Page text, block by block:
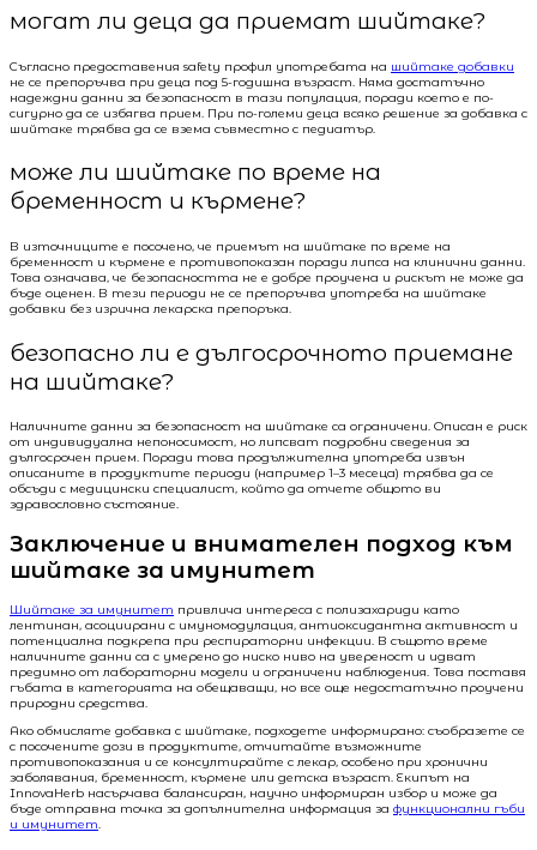
могат ли деца да приемат шийтаке?
Съгласно предоставения safety профил употребата на шийтаке добавки
не се препоръчва при деца под 5-годишна възраст. Няма достатъчно
надеждни данни за безопасност в тази популация, поради което е по-
сигурно да се избягва прием. При по-големи деца всяко решение за добавка с
шийтаке трябва да се взема съвместно с педиатър.
може ли шийтаке по време на
бременност и кърмене?
В източниците е посочено, че приемът на шийтаке по време на
бременност и кърмене е противопоказан поради липса на клинични данни.
Това означава, че безопасността не е добре проучена и рискът не може да
бъде оценен. В тези периоди не се препоръчва употреба на шийтаке
добавки без изрична лекарска препоръка.
безопасно ли е дългосрочното приемане
на шийтаке?
Наличните данни за безопасност на шийтаке са ограничени. Описан е риск
от индивидуална непоносимост, но липсват подробни сведения за
дългосрочен прием. Поради това продължителна употреба извън
описаните в продуктите периоди (например 1–3 месеца) трябва да се
обсъди с медицински специалист, който да отчете общото ви
здравословно състояние.
Заключение и внимателен подход към
шийтаке за имунитет
Шийтаке за имунитет привлича интереса с полизахариди като
лентинан, асоциирани с имуномодулация, антиоксидантна активност и
потенциална подкрепа при респираторни инфекции. В същото време
наличните данни са с умерено до ниско ниво на увереност и идват
предимно от лабораторни модели и ограничени наблюдения. Това поставя
гъбата в категорията на обещаващи, но все още недостатъчно проучени
природни средства.
Ако обмисляте добавка с шийтаке, подходете информирано: съобразете се
с посочените дози в продуктите, отчитайте възможните
противопоказания и се консултирайте с лекар, особено при хронични
заболявания, бременност, кърмене или детска възраст. Екипът на
InnovaHerb насърчава балансиран, научно информиран избор и може да
бъде отправна точка за допълнителна информация за функционални гъби
и имунитет.